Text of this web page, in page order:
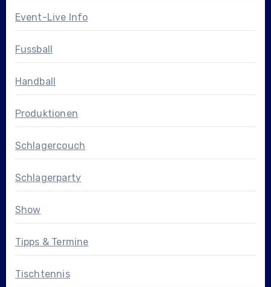
Event-Live Info
Fussball
Handball
Produktionen
Schlagercouch
Schlagerparty
Show
Tipps & Termine
Tischtennis